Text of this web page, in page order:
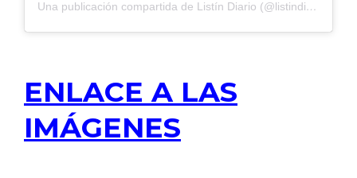
Una publicación compartida de Listín Diario (@listindiario)
ENLACE A LAS
IMÁGENES